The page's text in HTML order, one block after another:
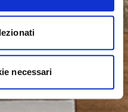
necessari